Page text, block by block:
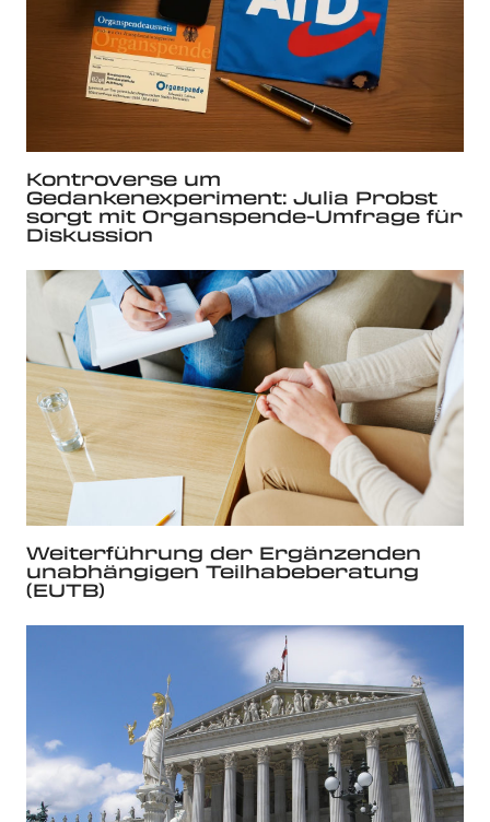
Kontroverse um
Gedankenexperiment: Julia Probst
sorgt mit Organspende-Umfrage für
Diskussion
Weiterführung der Ergänzenden
unabhängigen Teilhabeberatung
(EUTB)